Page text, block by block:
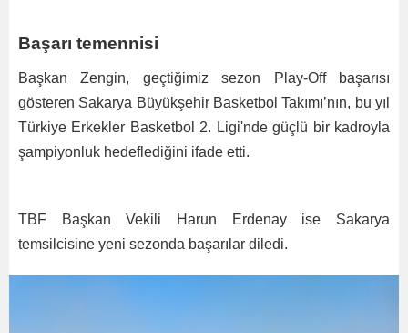
Başarı temennisi
Başkan Zengin, geçtiğimiz sezon Play-Off başarısı
gösteren Sakarya Büyükşehir Basketbol Takımı’nın, bu yıl
Türkiye Erkekler Basketbol 2. Ligi'nde güçlü bir kadroyla
şampiyonluk hedeflediğini ifade etti.
TBF Başkan Vekili Harun Erdenay ise Sakarya
temsilcisine yeni sezonda başarılar diledi.